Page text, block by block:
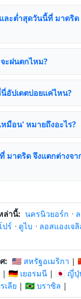
ะต่ำสุดวันนี้ที่ มาดริด
ะฝนตกไหม?
อัปเดตบ่อยแค่ไหน?
มือน' หมายถึงอะไร?
าดริด จึงแตกต่างจา
ล่านี้: นครนิวยอร์ก ·
ปร์ · ดูไบ · ลอสแองเจ
: 🇺🇸 สหรัฐอเมริกา |
| 🇩🇪 เยอรมนี | 🇯🇵 ญี่
เลีย | 🇧🇷 บราซิล |